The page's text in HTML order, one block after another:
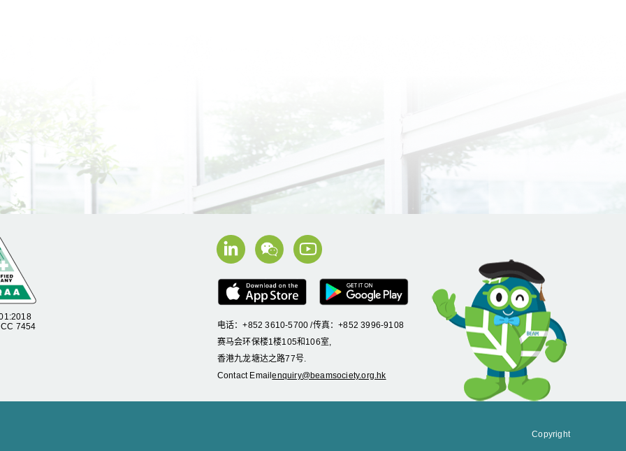
7454
电话：+852 3610-5700 /传真：+852 3996-9108
赛马会环保楼1楼105和106室,
香港九龙塘达之路77号.
Contact Emailenquiry@beamsociety.org.hk
Copyright